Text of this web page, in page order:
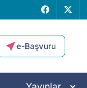
Facebook
X
e-Başvuru